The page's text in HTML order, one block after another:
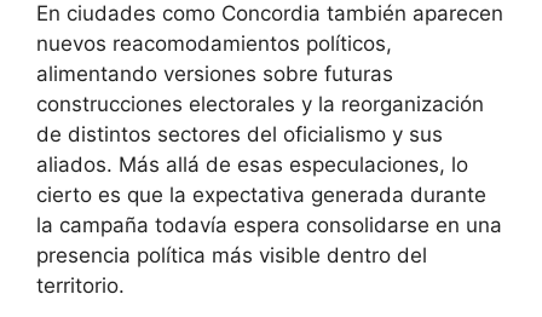
En ciudades como Concordia también aparecen
nuevos reacomodamientos políticos,
alimentando versiones sobre futuras
construcciones electorales y la reorganización
de distintos sectores del oficialismo y sus
aliados. Más allá de esas especulaciones, lo
cierto es que la expectativa generada durante
la campaña todavía espera consolidarse en una
presencia política más visible dentro del
territorio.